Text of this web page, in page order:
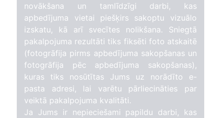
novākšana un tamlīdzīgi darbi, kas
apbedījuma vietai piešķirs sakoptu vizuālo
izskatu, kā arī svecītes nolikšana. Sniegtā
pakalpojuma rezultāti tiks fiksēti foto atskaitē
(fotogrāfija pirms apbedījuma sakopšanas un
fotogrāfija pēc apbedījuma sakopšanas),
kuras tiks nosūtītas Jums uz norādīto e-
pasta adresi, lai varētu pārliecināties par
veiktā pakalpojuma kvalitāti.
Ja Jums ir nepieciešami papildu darbi, kas